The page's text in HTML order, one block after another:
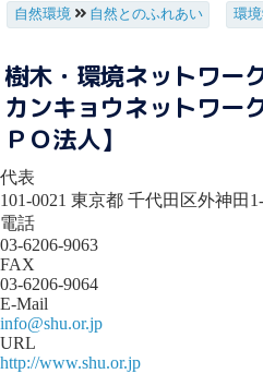
自然環境 自然とのふれあい 環
樹木・環境ネットワー
カンキョウネットワー
ＰＯ法人】
代表
101-0021 東京都 千代田区外神
電話
03-6206-9063
FAX
03-6206-9064
E-Mail
info@shu.or.jp
URL
http://www.shu.or.jp